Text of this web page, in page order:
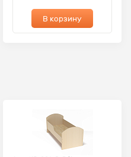
В корзину